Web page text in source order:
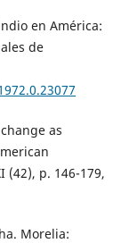
en América:
de
as
(42), p. 146-179,
Morelia: